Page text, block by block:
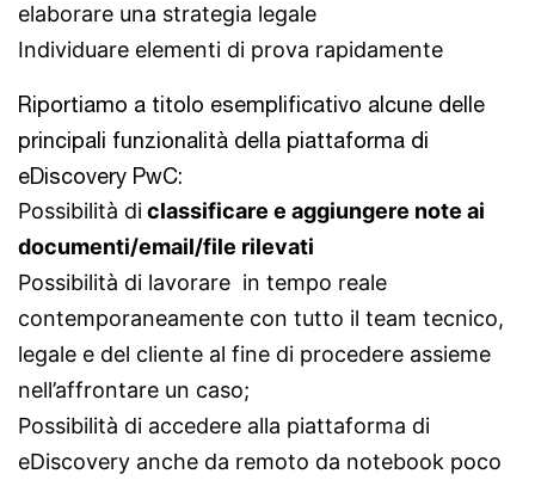
elaborare una strategia legale
Individuare elementi di prova rapidamente
Riportiamo a titolo esemplificativo alcune delle
principali funzionalità della piattaforma di
eDiscovery PwC:
Possibilità diclassificare e aggiungere note ai
documenti/email/file rilevati
Possibilità di lavorare in tempo reale
contemporaneamente con tutto il team tecnico,
legale e del cliente al fine di procedere assieme
nell’affrontare un caso;
Possibilità di accedere alla piattaforma di
eDiscovery anche da remoto da notebook poco